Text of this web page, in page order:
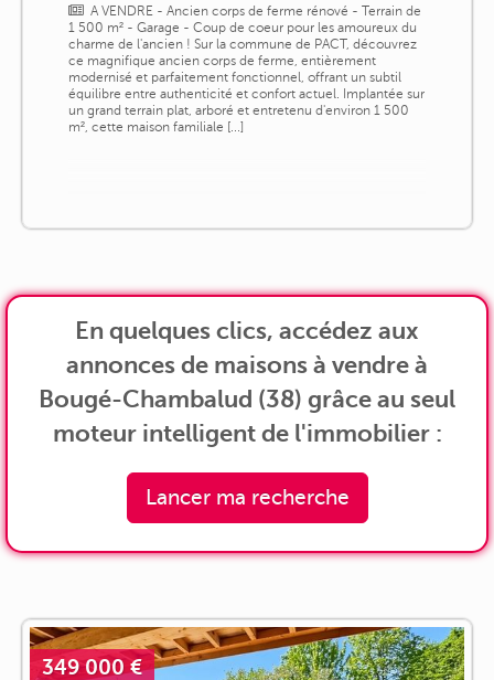
A VENDRE - Ancien corps de ferme rénové - Terrain de
1 500 m² - Garage - Coup de coeur pour les amoureux du
charme de l'ancien ! Sur la commune de PACT, découvrez
ce magnifique ancien corps de ferme, entièrement
modernisé et parfaitement fonctionnel, offrant un subtil
équilibre entre authenticité et confort actuel. Implantée sur
un grand terrain plat, arboré et entretenu d'environ 1 500
m², cette maison familiale [...]
En quelques clics, accédez aux
annonces de maisons à vendre à
Bougé-Chambalud (38) grâce au seul
moteur intelligent de l'immobilier :
Lancer ma recherche
349 000 €